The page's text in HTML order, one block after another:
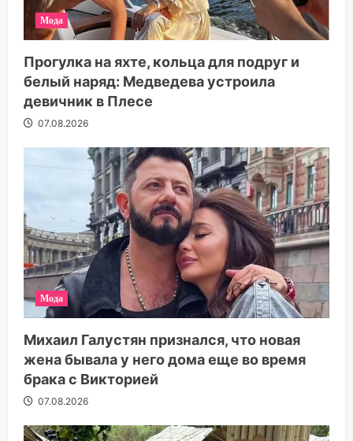
Мода
Прогулка на яхте, кольца для подруг и
белый наряд: Медведева устроила
девичник в Плесе
07.08.2026
Мода
Михаил Галустян признался, что новая
жена бывала у него дома еще во время
брака с Викторией
07.08.2026